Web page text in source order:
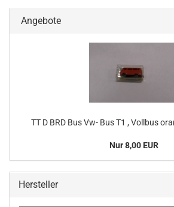
Angebote
TT D BRD Bus Vw- Bus T1 , Vollbus
Nur 8,00 EUR
Hersteller